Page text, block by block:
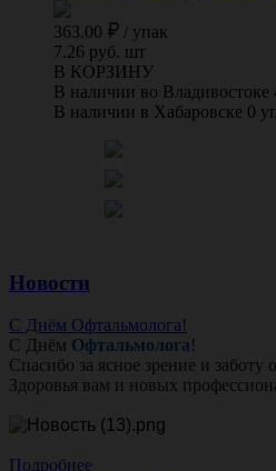
363.00 / упак
7.26 руб. шт
В КОРЗИНУ
В наличии во Владивостоке
В наличии в Хабаровске 0
Новости
С Днём Офтальмолога!
С Днём Офтальмолога!
Спасибо за ясное зрение и заботу
Здоровья вам и новых
Подробнее